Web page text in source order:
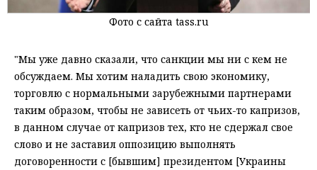
Фото с сайта tass.ru
"Мы уже давно сказали, что санкции мы ни с кем не
обсуждаем. Мы хотим наладить свою экономику,
торговлю с нормальными зарубежными партнерами
таким образом, чтобы не зависеть от чьих-то капризов,
в данном случае от капризов тех, кто не сдержал свое
слово и не заставил оппозицию выполнять
договоренности с [бывшим] президентом [Украины